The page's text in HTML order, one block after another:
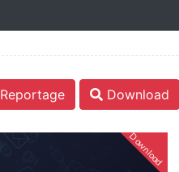
Reportage Download
Download